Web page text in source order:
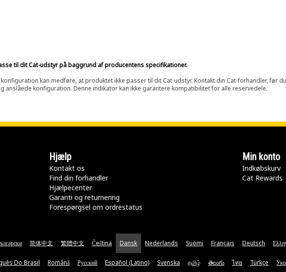
til dit Cat-udstyr på baggrund af producentens specifikationer.
kan medføre, at produktet ikke passer til dit Cat-udstyr. Kontakt din Cat-forhandler, før
anslåede konfiguration. Denne indikator kan ikke garantere kompatibilitet for alle reservedele.
Hjælp
Kontakt os
Find din forhandler
Hjælpecenter
Garanti og returnering
Forespørgsel om ordrestatus
Min konto
Indkøbskurv
Cat Rewards
简体中文 繁體中文 Čeština Dansk Nederlands Suomi Français Deutsch
Do Brasil Română Русский Español (Latino) Svenska தமிழ் తెలుగు ไทย Türkçe